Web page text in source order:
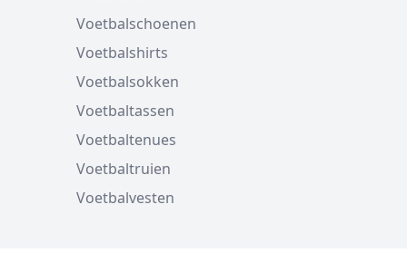
Voetbalschoenen
Voetbalshirts
Voetbalsokken
Voetbaltassen
Voetbaltenues
Voetbaltruien
Voetbalvesten